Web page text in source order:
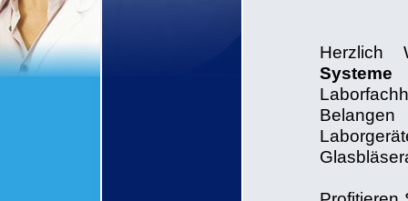
Herzlich